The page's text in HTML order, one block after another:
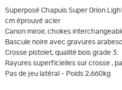
Superposé Chapuis Super Orion
cm éprouvé acier
Canon miroir, chokes
Bascule noire avec gravures
Crosse pistolet, qualité bois grade 3.
Rayures superficielles sur crosse ,
Pas de jeu latéral - Poids 2,660kg